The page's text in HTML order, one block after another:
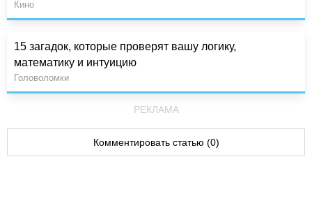
Кино
15 загадок, которые проверят вашу логику,
математику и интуицию
Головоломки
РЕКЛАМА
Комментировать статью (0)